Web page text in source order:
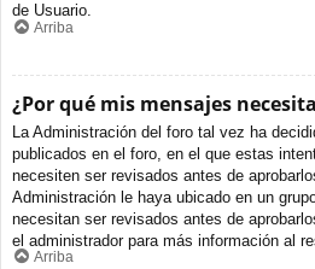
de Usuario.
Arriba
¿Por qué mis mensajes
La Administración del foro tal vez ha
publicados en el foro, en el que estas
necesiten ser revisados antes de
Administración le haya ubicado en un
necesitan ser revisados antes de
el administrador para más información al
Arriba